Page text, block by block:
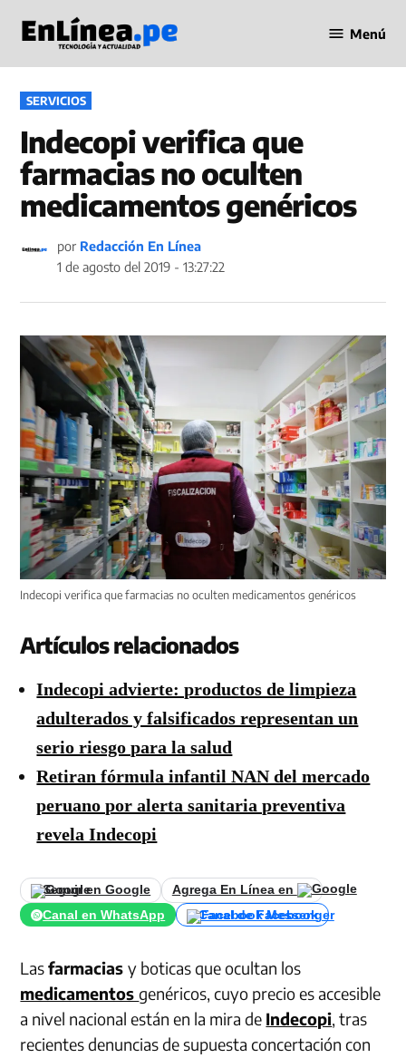
contenido
en Línea
Menú
PUBLICADO
EN
SERVICIOS
Indecopi verifica que
farmacias no oculten
medicamentos genéricos
por Redacción En Línea
1 de agosto del 2019 - 13:27:22
Indecopi verifica que farmacias no oculten medicamentos genéricos
Artículos relacionados
Indecopi advierte: productos de limpieza
adulterados y falsificados representan un
serio riesgo para la salud
Retiran fórmula infantil NAN del mercado
peruano por alerta sanitaria preventiva
revela Indecopi
Seguir en Google
Agrega En Línea en
Canal en WhatsApp
Canal de Facebook
Lasfarmaciasy boticas que ocultan los
medicamentosgenéricos, cuyo precio es accesible
a nivel nacional están en la mira de Indecopi, tras
recientes denuncias de supuesta concertación con